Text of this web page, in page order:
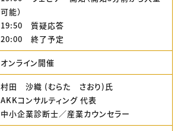
可能）
19:50 質疑応答
20:00 終了予定
オンライン開催
村田 沙織 (むらた さおり)氏
AKKコンサルティング 代表
中小企業診断士／産業カウンセラー